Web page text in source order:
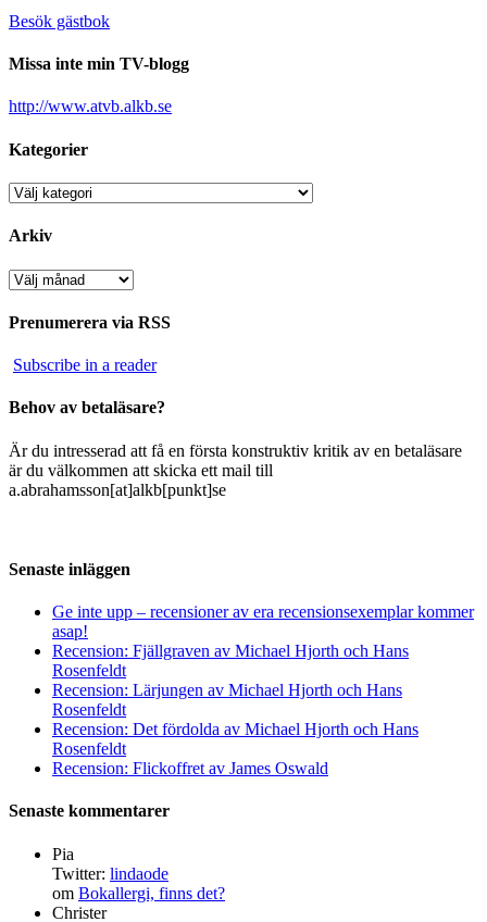
Besök gästbok
Missa inte min TV-blogg
http://www.atvb.alkb.se
Kategorier
Kategorier
Arkiv
Arkiv
Prenumerera via RSS
Subscribe in a reader
Behov av betaläsare?
Är du intresserad att få en första konstruktiv kritik av en betaläsare
är du välkommen att skicka ett mail till
a.abrahamsson[at]alkb[punkt]se
Senaste inläggen
Ge inte upp – recensioner av era recensionsexemplar kommer
asap!
Recension: Fjällgraven av Michael Hjorth och Hans
Rosenfeldt
Recension: Lärjungen av Michael Hjorth och Hans
Rosenfeldt
Recension: Det fördolda av Michael Hjorth och Hans
Rosenfeldt
Recension: Flickoffret av James Oswald
Senaste kommentarer
Pia
Twitter: lindaode
om Bokallergi, finns det?
Christer